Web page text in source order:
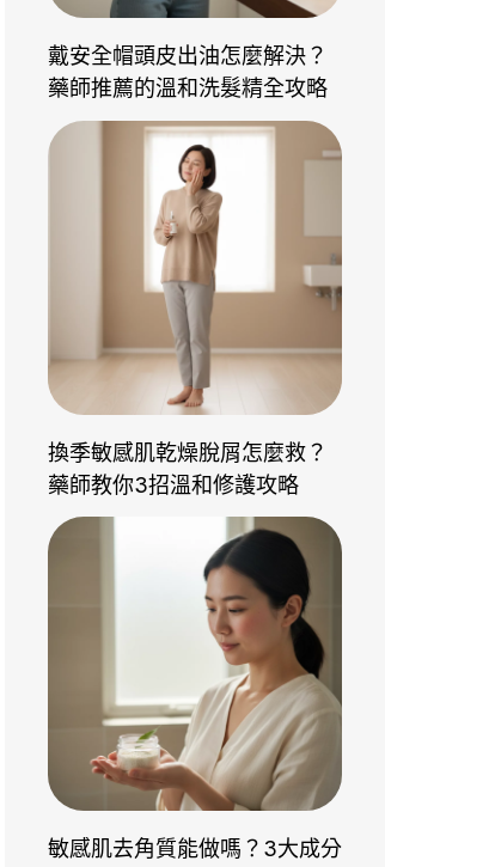
戴安全帽頭皮出油怎麼解決？
藥師推薦的溫和洗髮精全攻略
換季敏感肌乾燥脫屑怎麼救？
藥師教你3招溫和修護攻略
敏感肌去角質能做嗎？3大成分